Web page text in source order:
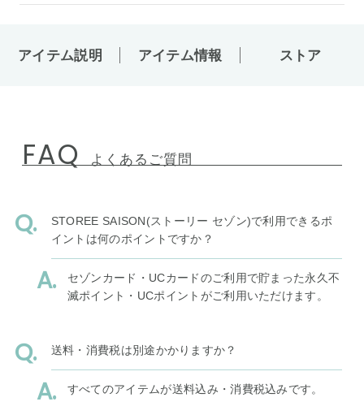
アイテム説明 アイテム情報 ストア
FAQ よくあるご質問
STOREE SAISON(ストーリー セゾン)で利用できるポ
イントは何のポイントですか？
セゾンカード・UCカードのご利用で貯まった永久不
滅ポイント・UCポイントがご利用いただけます。
送料・消費税は別途かかりますか？
すべてのアイテムが送料込み・消費税込みです。